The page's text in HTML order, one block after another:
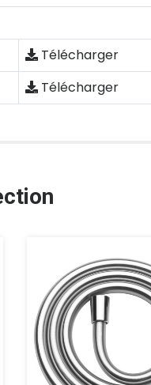
Télécharger
Télécharger